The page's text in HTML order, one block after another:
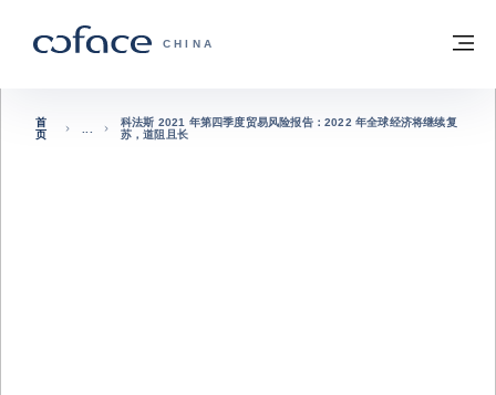
科法斯：携手共创安全贸易 - 首页
CHINA
返回首页
首
页
科法斯 2021 年第四季度贸易风险报告：2022 年全球经济将继续复
苏，道阻且长